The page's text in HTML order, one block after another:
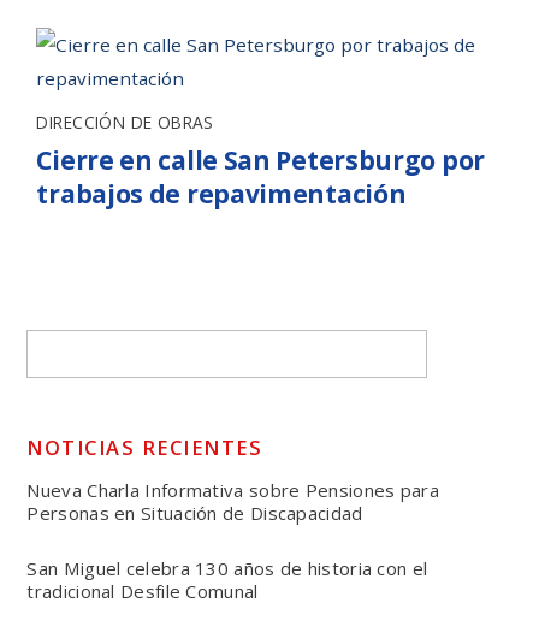
DIRECCIÓN DE OBRAS
Cierre en calle San Petersburgo por
trabajos de repavimentación
NOTICIAS RECIENTES
Nueva Charla Informativa sobre Pensiones para
Personas en Situación de Discapacidad
San Miguel celebra 130 años de historia con el
tradicional Desfile Comunal